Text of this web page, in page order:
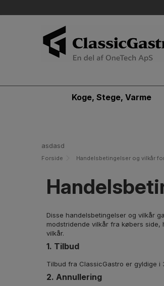
Koge, Stege, Varme
asdasd
Forside Handelsbetingelser og vilkår
Disse handelsbetingelser og vilkår
modstridende vilkår fra købers
vilkår.
1. Tilbud
Tilbud fra ClassicGastro er gyldige i
2. Annullering